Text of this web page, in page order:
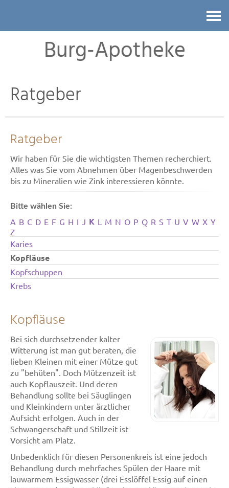
Burg-Apotheke
Ratgeber
Ratgeber
Wir haben für Sie die wichtigsten Themen recherchiert.
Alles was Sie vom Abnehmen über Magenbeschwerden
bis zu Mineralien wie Zink interessieren könnte.
Bitte wählen Sie:
A B C D E F G H I J K L M N O P Q R S T U V W X Y
Z
Karies
Kopfläuse
Kopfschuppen
Krebs
Kopfläuse
Bei sich durchsetzender kalter
Witterung ist man gut beraten, die
lieben Kleinen mit einer Mütze gut
zu "behüten". Doch Mützenzeit ist
auch Kopflauszeit. Und deren
Behandlung sollte bei Säuglingen
und Kleinkindern unter ärztlicher
Aufsicht erfolgen. Auch in der
Schwangerschaft und Stillzeit ist
Vorsicht am Platz.
Unbedenklich für diesen Personenkreis ist eine jedoch
Behandlung durch mehrfaches Spülen der Haare mit
lauwarmem Essigwasser (drei Esslöffel Essig auf einen